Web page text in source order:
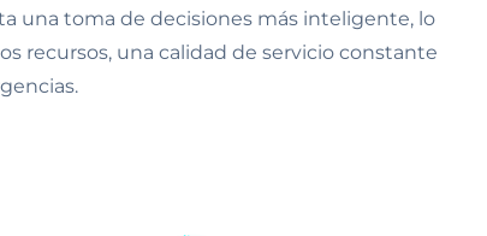
una toma de decisiones más inteligente, lo
recursos, una calidad de servicio constante